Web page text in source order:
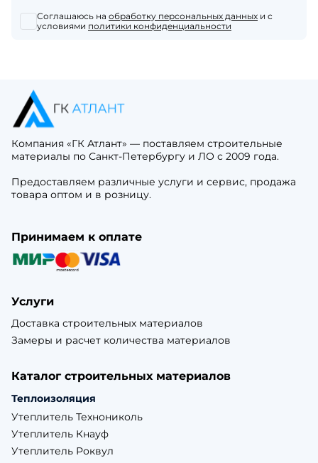
Соглашаюсь на обработку персональных данных и с
условиями политики конфиденциальности
Компания «ГК Атлант» — поставляем строительные
материалы по Санкт-Петербургу и ЛО с 2009 года.
Предоставляем различные услуги и сервис, продажа
товара оптом и в розницу.
Принимаем к оплате
Услуги
Доставка строительных материалов
Замеры и расчет количества материалов
Каталог строительных материалов
Теплоизоляция
Утеплитель Технониколь
Утеплитель Кнауф
Утеплитель Роквул